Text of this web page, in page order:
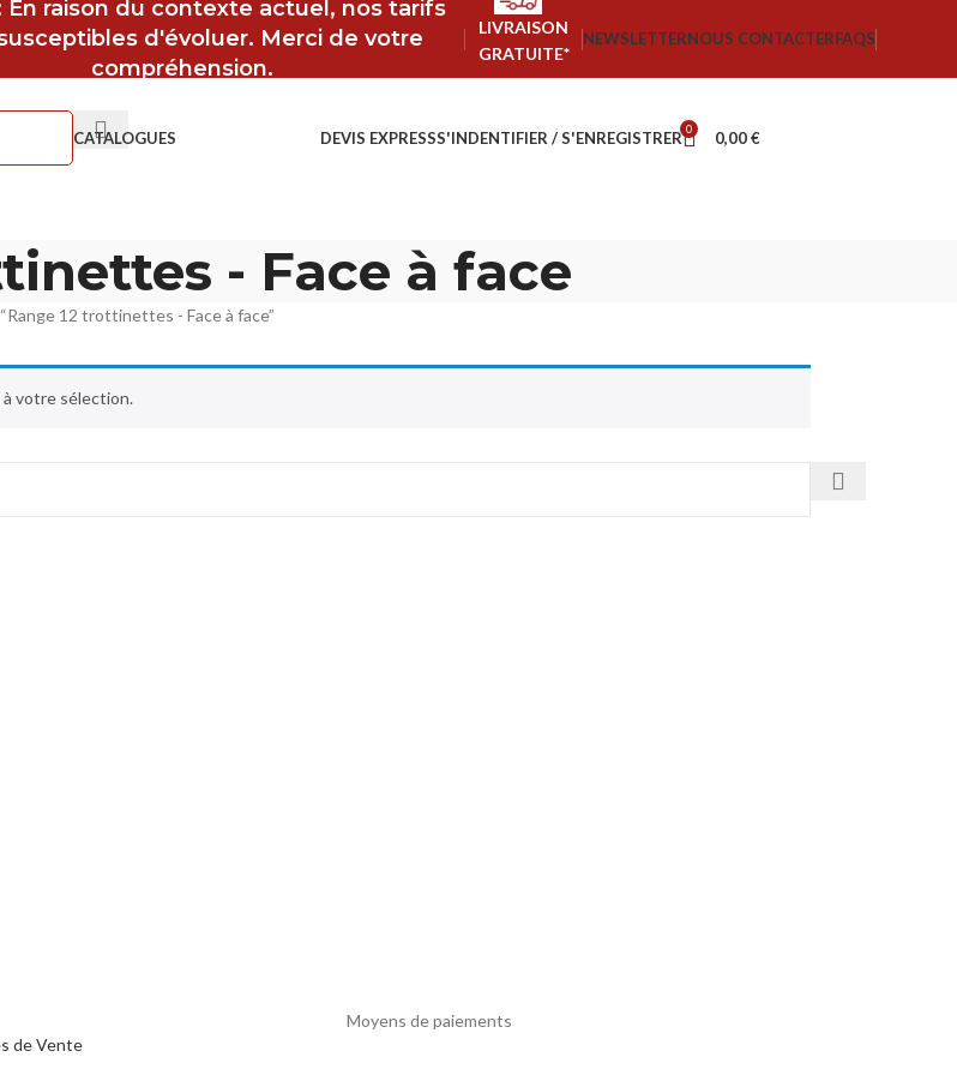
raison du contexte actuel, nos tarifs
d'évoluer. Merci de votre
compréhension.
LIVRAISON
GRATUITE*
NEWSLETTERNOUS CONTACTERFAQS
CATALOGUES DEVIS EXPRESSS'INDENTIFIER / S'ENREGISTRER 0 0,00€
- Face à face
12 trottinettes - Face à face”
votre sélection.
de Vente
Moyens de paiements